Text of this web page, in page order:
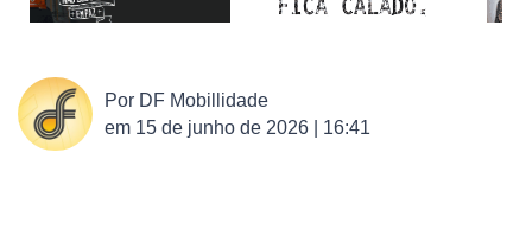
Por DF Mobillidade
em 15 de junho de 2026 | 16:41